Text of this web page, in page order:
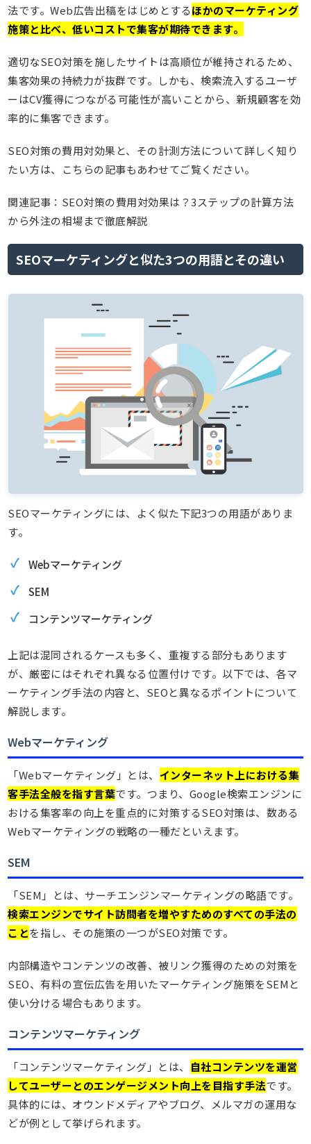
法です。Web広告出稿をはじめとするほかのマーケティング
施策と比べ、低いコストで集客が期待できます。
適切なSEO対策を施したサイトは高順位が維持されるため、
集客効果の持続力が抜群です。しかも、検索流入するユーザ
ーはCV獲得につながる可能性が高いことから、新規顧客を効
率的に集客できます。
SEO対策の費用対効果と、その計測方法について詳しく知り
たい方は、こちらの記事もあわせてご覧ください。
関連記事：SEO対策の費用対効果は？3ステップの計算方法
から外注の相場まで徹底解説
SEOマーケティングと似た3つの用語とその違い
SEOマーケティングには、よく似た下記3つの用語がありま
す。
Webマーケティング
SEM
コンテンツマーケティング
上記は混同されるケースも多く、重複する部分もあります
が、厳密にはそれぞれ異なる位置付けです。以下では、各マ
ーケティング手法の内容と、SEOと異なるポイントについて
解説します。
Webマーケティング
「Webマーケティング」とは、 インターネット上における集
客手法全般を指す言葉です。つまり、Google検索エンジンに
おける集客率の向上を重点的に対策するSEO対策は、数ある
Webマーケティングの戦略の一種だといえます。
SEM
「SEM」とは、サーチエンジンマーケティングの略語です。
検索エンジンでサイト訪問者を増やすためのすべての手法の
ことを指し、その施策の一つがSEO対策です。
内部構造やコンテンツの改善、被リンク獲得のための対策を
SEO、有料の宣伝広告を用いたマーケティング施策をSEMと
使い分ける場合もあります。
コンテンツマーケティング
「コンテンツマーケティング」とは、
自社コンテンツを運営
してユーザーとのエンゲージメント向上を目指す手法です。
具体的には、オウンドメディアやブログ、メルマガの運用な
どが例として挙げられます。